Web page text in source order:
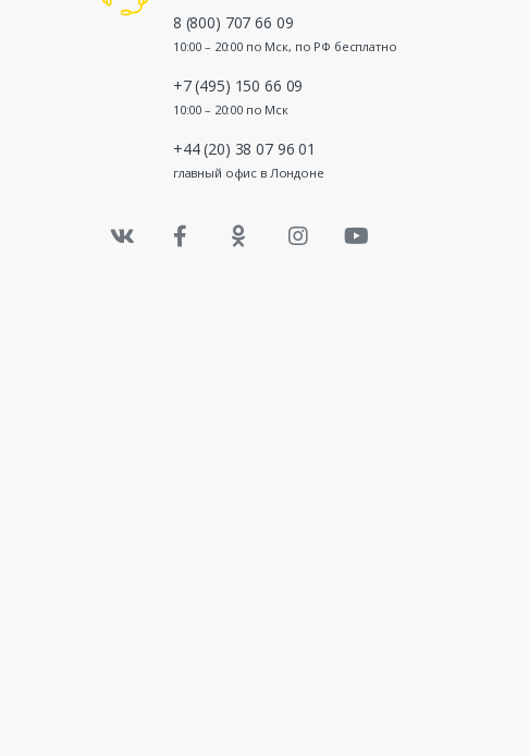
8 (800) 707 66 09
10:00 – 20:00 по Мск, по РФ бесплатно
+7 (495) 150 66 09
10:00 – 20:00 по Мск
+44 (20) 38 07 96 01
главный офис в Лондоне